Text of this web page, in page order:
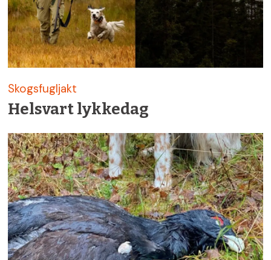
Skogsfugljakt
Helsvart lykkedag